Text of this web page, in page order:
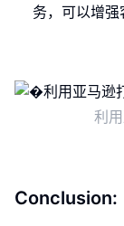
务，可以增强
利
Conclusion: